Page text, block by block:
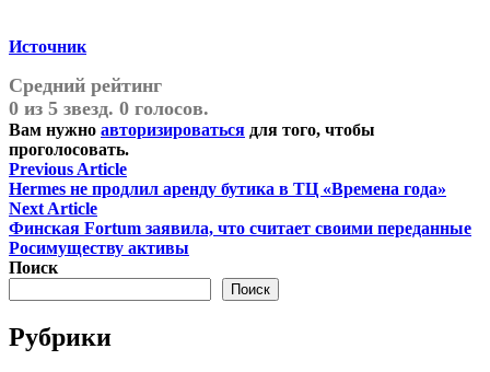
Источник
Средний рейтинг
0 из 5 звезд. 0 голосов.
Вам нужно авторизироваться для того, чтобы
проголосовать.
Навигация
по
записям
Previous ArticlePrevious
article:
Hermes не продлил аренду бутика в ТЦ «Времена года»
Next ArticleNext
article:
Финская Fortum заявила, что считает своими переданные
Росимуществу активы
Поиск
Поиск
Рубрики